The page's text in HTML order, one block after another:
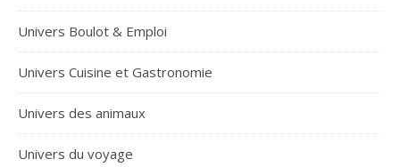
Univers Boulot & Emploi
Univers Cuisine et Gastronomie
Univers des animaux
Univers du voyage